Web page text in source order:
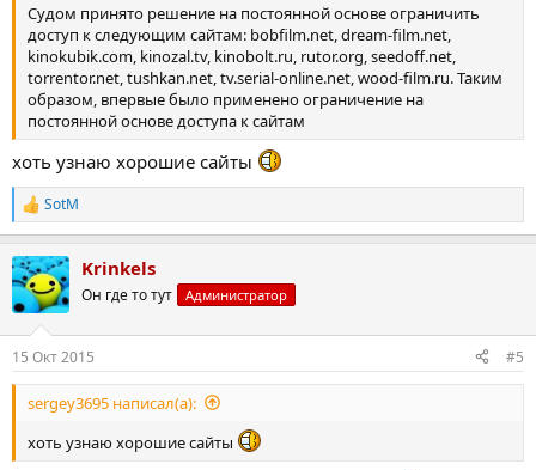
Судом принято решение на постоянной основе ограничить
доступ к следующим сайтам: bobfilm.net, dream-film.net,
kinokubik.com, kinozal.tv, kinobolt.ru, rutor.org, seedoff.net,
torrentor.net, tushkan.net, tv.serial-online.net, wood-film.ru. Таким
образом, впервые было применено ограничение на
постоянной основе доступа к сайтам
хоть узнаю хорошие сайты
Р
е
к
ц
и
SotM
Krinkels
Он где то тут Администратор
15 Окт 2015 #5
sergey3695 написал(а):
хоть узнаю хорошие сайты